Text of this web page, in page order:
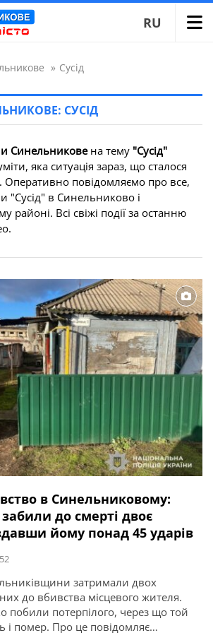
RU
» Сусід
СУСІД
Синельниковена тему "Сусід"
яка ситуація зараз, що сталося
Оперативно повідомляємо про все,
"Сусід" в Синельниково і
районі. Всі свіжі події за останню
в Синельниковому:
до смерті двоє
йому понад 45 ударів
затримали двох
до вбивства місцевого жителя.
побили потерпілого, через що той
і помер. Про це повідомляє